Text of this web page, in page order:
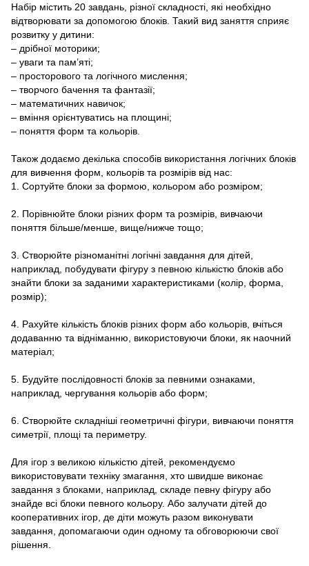
Набір містить 20 завдань, різної складності, які необхідно
відтворювати за допомогою блоків. Такий вид заняття сприяє
розвитку у дитини:
– дрібної моторики;
– уваги та пам’яті;
– просторового та логічного мислення;
– творчого бачення та фантазії;
– математичних навичок;
– вміння орієнтуватись на площині;
– поняття форм та кольорів.
Також додаємо декілька способів використання логічних блоків
для вивчення форм, кольорів та розмірів від нас:
1. Сортуйте блоки за формою, кольором або розміром;
2. Порівнюйте блоки різних форм та розмірів, вивчаючи
поняття більше/менше, вище/нижче тощо;
3. Створюйте різноманітні логічні завдання для дітей,
наприклад, побудувати фігуру з певною кількістю блоків або
знайти блоки за заданими характеристиками (колір, форма,
розмір);
4. Рахуйте кількість блоків різних форм або кольорів, вчіться
додаванню та відніманню, використовуючи блоки, як наочний
матеріал;
5. Будуйте послідовності блоків за певними ознаками,
наприклад, чергування кольорів або форм;
6. Створюйте складніші геометричні фігури, вивчаючи поняття
симетрії, площі та периметру.
Для ігор з великою кількістю дітей, рекомендуємо
використовувати техніку змагання, хто швидше виконає
завдання з блоками, наприклад, складе певну фігуру або
знайде всі блоки певного кольору. Або залучати дітей до
кооперативних ігор, де діти можуть разом виконувати
завдання, допомагаючи один одному та обговорюючи свої
рішення.